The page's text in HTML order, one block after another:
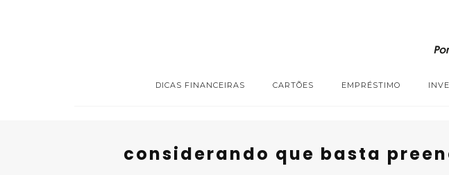
DICAS FINANCEIRAS CARTÕES EMPRÉSTIMO
considerando que basta